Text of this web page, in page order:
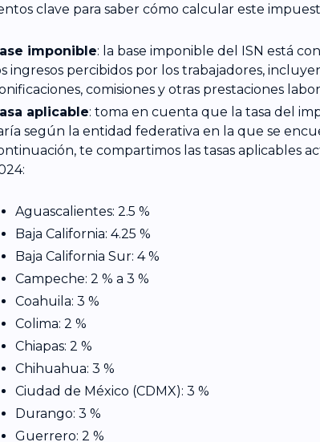
clave para saber cómo calcular este
imponible: la base imponible del ISN está
ingresos percibidos por los trabajadores,
comisiones y otras prestaciones
aplicable: toma en cuenta que la tasa del
según la entidad federativa en la que se
te compartimos las tasas aplicables
Aguascalientes: 2.5 %
Baja California: 4.25 %
Baja California Sur: 4 %
Campeche: 2 % a 3 %
Coahuila: 3 %
Colima: 2 %
Chiapas: 2 %
Chihuahua: 3 %
Ciudad de México (CDMX): 3 %
Durango: 3 %
Guerrero: 2 %